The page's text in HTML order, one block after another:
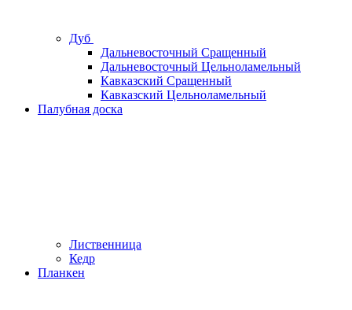
Дуб
Дальневосточный Сращенный
Дальневосточный Цельноламельный
Кавказский Сращенный
Кавказский Цельноламельный
Палубная доска
Лиственница
Кедр
Планкен